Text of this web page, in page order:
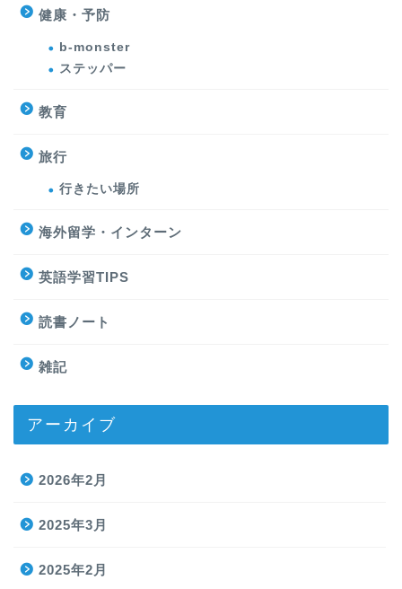
健康・予防
b-monster
ステッパー
教育
旅行
行きたい場所
海外留学・インターン
英語学習TIPS
読書ノート
雑記
アーカイブ
2026年2月
2025年3月
2025年2月